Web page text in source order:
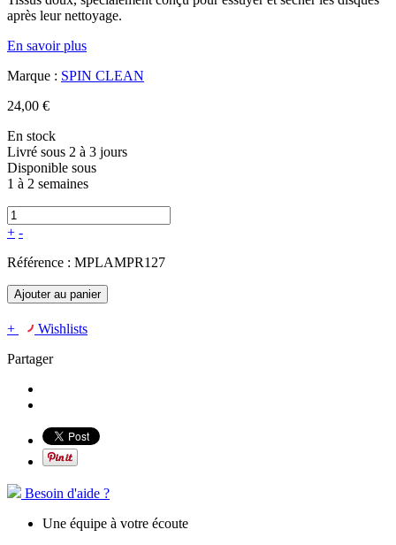
après leur nettoyage.
En savoir plus
Marque : SPIN CLEAN
24,00 €
En stock
Livré sous 2 à 3 jours
Disponible sous
1 à 2 semaines
+ -
Référence : MPLAMPR127
Ajouter au panier
+
Wishlists
Partager
Besoin d'aide ?
Une équipe à votre écoute